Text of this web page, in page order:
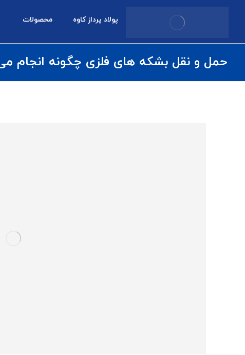
پولاد پرداز کاوه محصولات
حمل و نقل بشکه های فلزی چگونه انجام